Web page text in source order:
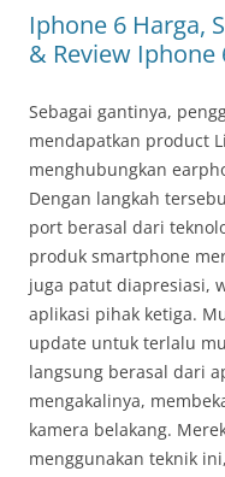
Iphone 6 Harga,
& Review Iphone
Sebagai gantinya,
mendapatkan product
menghubungkan
Dengan langkah
port berasal dari
produk smartphone
juga patut diapresiasi,
aplikasi pihak ketiga.
update untuk terlalu
langsung berasal dari
mengakalinya,
kamera belakang.
menggunakan teknik